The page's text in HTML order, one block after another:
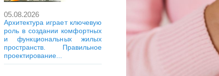
05.08.2026
Архитектура играет ключевую
роль в создании комфортных
и функциональных жилых
пространств. Правильное
проектирование...